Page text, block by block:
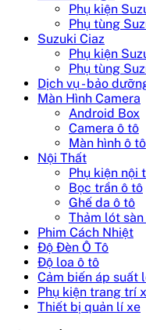
Phụ kiện
Phụ tùng
Suzuki Ciaz
Phụ kiện
Phụ tùng
Dịch vụ - bảo
Màn Hình Camera
Android Box
Camera ô tô
Màn hình ô tô
Nội Thất
Phụ kiện nội
Bọc trần ô tô
Ghế da ô tô
Thảm lót
Phim Cách Nhiệt
Độ Đèn Ô Tô
Độ loa ô tô
Cảm biến áp suất
Phụ kiện trang trí
Thiết bị quản lí xe